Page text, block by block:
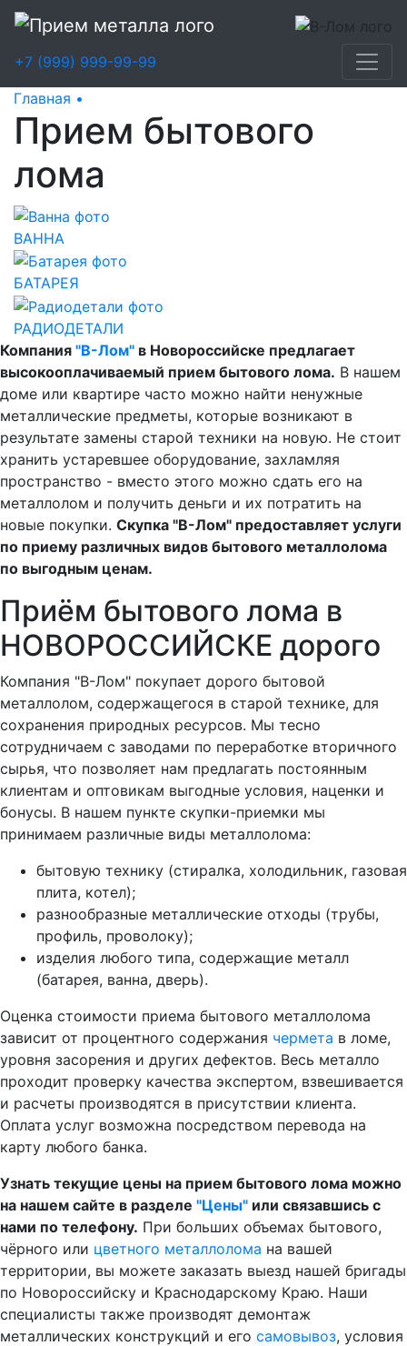
+7 (999) 999-99-99
Главная •
Прием бытового
лома
ВАННА
БАТАРЕЯ
РАДИОДЕТАЛИ
Компания "В-Лом" в Новороссийске предлагает
высокооплачиваемый прием бытового лома. В нашем
доме или квартире часто можно найти ненужные
металлические предметы, которые возникают в
результате замены старой техники на новую. Не стоит
хранить устаревшее оборудование, захламляя
пространство - вместо этого можно сдать его на
металлолом и получить деньги и их потратить на
новые покупки. Скупка "В-Лом" предоставляет услуги
по приему различных видов бытового металлолома
по выгодным ценам.
Приём бытового лома в
НОВОРОССИЙСКЕ дорого
Компания "В-Лом" покупает дорого бытовой
металлолом, содержащегося в старой технике, для
сохранения природных ресурсов. Мы тесно
сотрудничаем с заводами по переработке вторичного
сырья, что позволяет нам предлагать постоянным
клиентам и оптовикам выгодные условия, наценки и
бонусы. В нашем пункте скупки-приемки мы
принимаем различные виды металлолома:
бытовую технику (стиралка, холодильник, газовая
плита, котел);
разнообразные металлические отходы (трубы,
профиль, проволоку);
изделия любого типа, содержащие металл
(батарея, ванна, дверь).
Оценка стоимости приема бытового металлолома
зависит от процентного содержания чермета в ломе,
уровня засорения и других дефектов. Весь металло
проходит проверку качества экспертом, взвешивается
и расчеты производятся в присутствии клиента.
Оплата услуг возможна посредством перевода на
карту любого банка.
Узнать текущие цены на прием бытового лома можно
на нашем сайте в разделе "Цены" или связавшись с
нами по телефону. При больших объемах бытового,
чёрного или цветного металлолома на вашей
территории, вы можете заказать выезд нашей бригады
по Новороссийску и Краснодарскому Краю. Наши
специалисты также производят демонтаж
металлических конструкций и его самовывоз, условия